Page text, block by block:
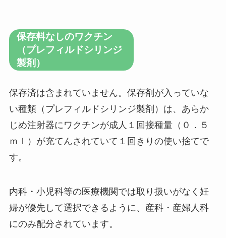
保存料なしのワクチン
（プレフィルドシリンジ
製剤）
保存済は含まれていません。保存剤が入っていな
い種類（プレフィルドシリンジ製剤）は、あらか
じめ注射器にワクチンが成人１回接種量（０．５
ｍｌ）が充てんされていて１回きりの使い捨てで
す。
内科・小児科等の医療機関では取り扱いがなく妊
婦が優先して選択できるように、産科・産婦人科
にのみ配分されています。